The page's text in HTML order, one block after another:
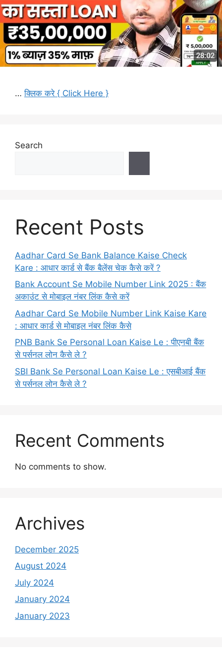
…क्लिक करे { Click Here }
Search
Recent Posts
Aadhar Card Se Bank Balance Kaise Check
Kare : आधार कार्ड से बैंक बैलेंस चेक कैसे करें ?
Bank Account Se Mobile Number Link 2025 : बैंक
अकाउंट से मोबाइल नंबर लिंक कैसे करें
Aadhar Card Se Mobile Number Link Kaise Kare
: आधार कार्ड से मोबाइल नंबर लिंक कैसे
PNB Bank Se Personal Loan Kaise Le : पीएनबी बैंक
से पर्सनल लोन कैसे ले ?
SBI Bank Se Personal Loan Kaise Le : एसबीआई बैंक
से पर्सनल लोन कैसे ले ?
Recent Comments
No comments to show.
Archives
December 2025
August 2024
July 2024
January 2024
January 2023